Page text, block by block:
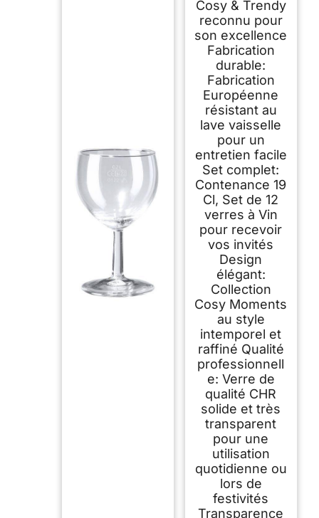
Cosy & Trendy
reconnu pour
son excellence
Fabrication
durable:
Fabrication
Européenne
résistant au
lave vaisselle
pour un
entretien facile
Set complet:
Contenance 19
Cl, Set de 12
verres à Vin
pour recevoir
vos invités
Design
élégant:
Collection
Cosy Moments
au style
intemporel et
raffiné Qualité
professionnell
e: Verre de
qualité CHR
solide et très
transparent
pour une
utilisation
quotidienne ou
lors de
festivités
Transparence